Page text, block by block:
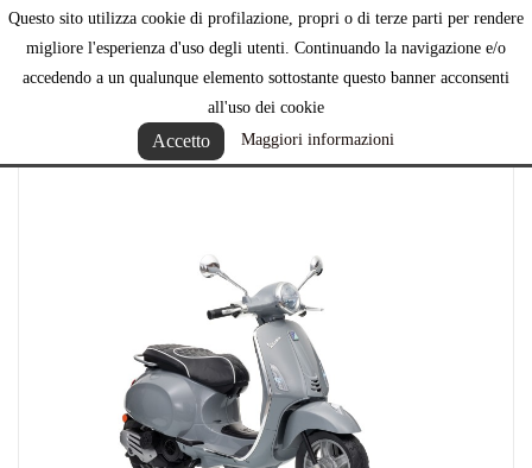
Questo sito utilizza cookie di profilazione, propri o di terze parti per rendere
migliore l'esperienza d'uso degli utenti. Continuando la navigazione e/o
accedendo a un qualunque elemento sottostante questo banner acconsenti
all'uso dei cookie
Accetto Maggiori informazioni
